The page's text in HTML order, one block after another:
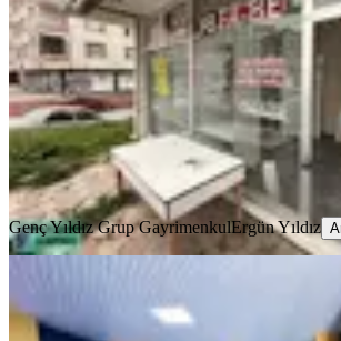
Tekirdağ, Kapaklı
3 Oda·137 m² Düz Giriş
5.500.000 ₺
Genç Yıldız Grup GayrimenkulErgün Yıldız
Ara
Genç Yıldız Grup GayrimenkulErgün Yıldız
Remax Lavandadan
Merkezde Kiracılı